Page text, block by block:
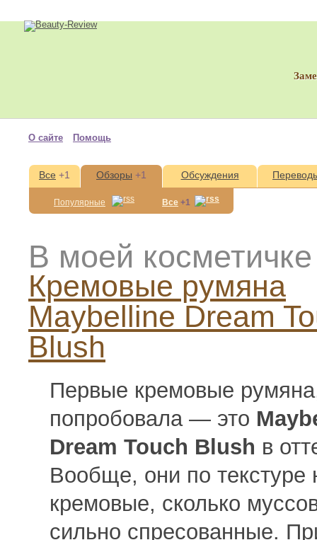
О сайте Помощь
Все +1 Обзоры +1 Обсуждения
Популярные Все +1
В моей косметичке
Кремовые румяна
Maybelline Dream
Blush
Первые кремовые
попробовала — это
Dream Touch Blush в
Вообще, они по текстуре
кремовые, сколько
сильно спресованные.